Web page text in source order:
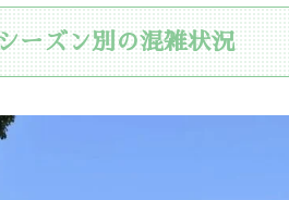
ーズン別の混雑状況